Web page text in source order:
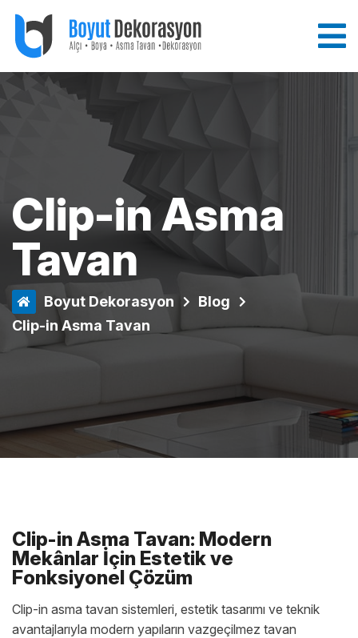
Clip-in Asma
Tavan
Boyut Dekorasyon
Blog
Clip-in Asma Tavan
Clip-in Asma Tavan: Modern
Mekânlar İçin Estetik ve
Fonksiyonel Çözüm
Clip-in asma tavan sistemleri, estetik tasarımı ve teknik
avantajlarıyla modern yapıların vazgeçilmez tavan